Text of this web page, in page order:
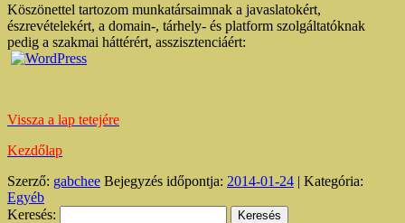
Köszönettel tartozom munkatársaimnak a javaslatokért,
észrevételekért, a domain-, tárhely- és platform szolgáltatóknak
pedig a szakmai háttérért, asszisztenciáért:
Vissza a lap tetejére
Kezdőlap
Szerző: gabchee Bejegyzés időpontja: 2014-01-24 | Kategória:
Egyéb
Keresés: